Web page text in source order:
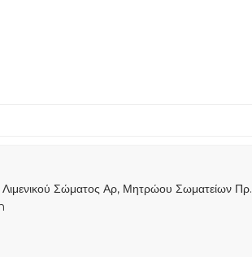
Λιμενικού Σώματος Αρ, Μητρώου Σωματείων Πρ.